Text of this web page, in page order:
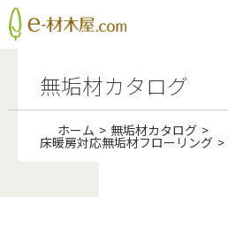
無垢材カタログ
ホーム 無垢材カタログ
床暖房対応無垢材フローリング